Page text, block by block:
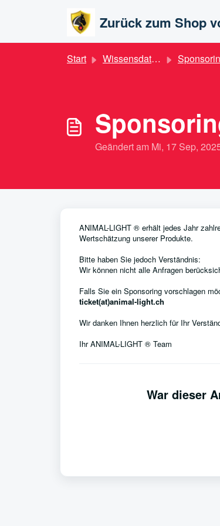
Zurück zum Shop
Start Wissensdatenbank
Geändert am Mi, 17 Sep,
ANIMAL-LIGHT ® erhält jedes Jahr
Wertschätzung unserer Produkte.
Bitte haben Sie jedoch Verständnis:
Wir können nicht alle Anfragen
Falls Sie ein Sponsoring vorschlagen
ticket(at)animal-light.ch
Wir danken Ihnen herzlich für Ihr
Ihr ANIMAL-LIGHT ® Team
War dieser